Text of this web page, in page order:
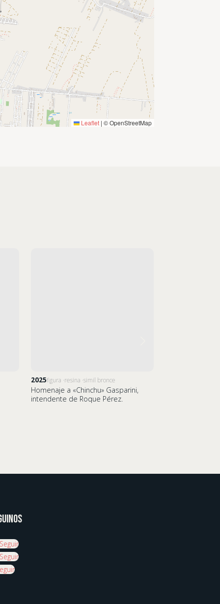
Leaflet | © OpenStreetMap
2025figura resina simil bronce
Homenaje a «Chinchu» Gasparini,
intendente de Roque Pérez.